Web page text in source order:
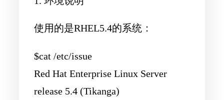
使用的是RHEL5.4的系统：
$cat /etc/issue
Red Hat Enterprise Linux Server
release 5.4 (Tikanga)